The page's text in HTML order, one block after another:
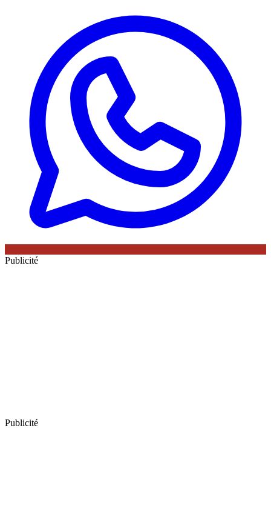
Publicité
Publicité